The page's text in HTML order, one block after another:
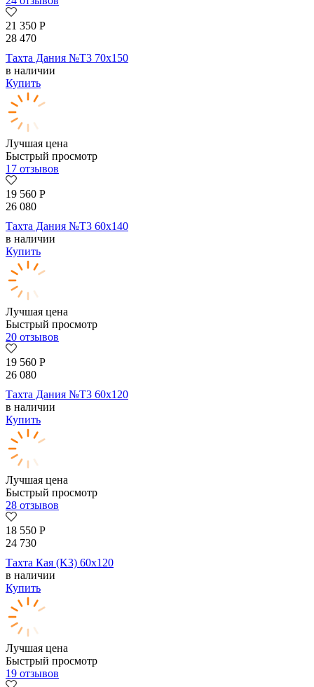
21 350 Р
28 470
Тахта Дания №Т3 70х150
в наличии
Купить
Лучшая цена
Быстрый просмотр
17 отзывов
19 560 Р
26 080
Тахта Дания №Т3 60х140
в наличии
Купить
Лучшая цена
Быстрый просмотр
20 отзывов
19 560 Р
26 080
Тахта Дания №Т3 60х120
в наличии
Купить
Лучшая цена
Быстрый просмотр
28 отзывов
18 550 Р
24 730
Тахта Кая (K3) 60х120
в наличии
Купить
Лучшая цена
Быстрый просмотр
19 отзывов